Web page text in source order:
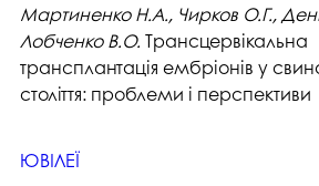
Мартиненко Н.А., Чирков О.Г.,
Лобченко В.О. Трансцервікальна
трансплантація ембріонів у
століття: проблеми і перспективи
ЮВІЛЕЇ